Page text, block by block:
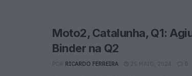
Moto2, Catalunha, Q1:
Binder na Q2
RICARDO FERREIRA 25 MAIO, 2024 0